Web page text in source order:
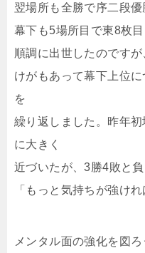
翌場所も全勝で序二段優
幕下も5場所目で東8枚
順調に出世したのですが
けがもあって幕下上位
を
繰り返しました。昨年
に大きく
近づいたが、3勝4敗と負
「もっと気持ちが強け
メンタル面の強化を図ろ